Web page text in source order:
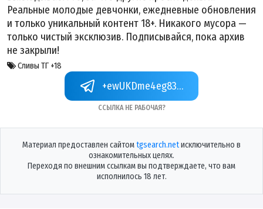
Реальные молодые девчонки, ежедневные обновления
и только уникальный контент 18+. Никакого мусора —
только чистый эксклюзив. Подписывайся, пока архив
не закрыли!
Сливы ТГ +18
+ewUKDme4eg83NzQy
Ссылка не рабочая?
Материал предоставлен сайтомtgsearch.netисключительно в
ознакомительных целях.
Переходя по внешним ссылкам вы подтверждаете, что вам
исполнилось 18 лет.